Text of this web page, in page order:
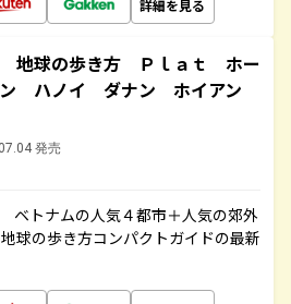
詳細を見る
地球の歩き方 Ｐｌａｔ ホー
ハノイ ダナン ホイアン
発売
ベトナムの人気４都市＋人気の郊外
球の歩き方コンパクトガイドの最新